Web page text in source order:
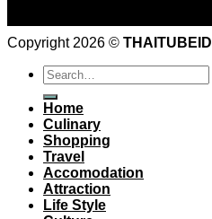
Copyright 2026 © THAITUBEID
Home
Culinary
Shopping
Travel
Accomodation
Attraction
Life Style